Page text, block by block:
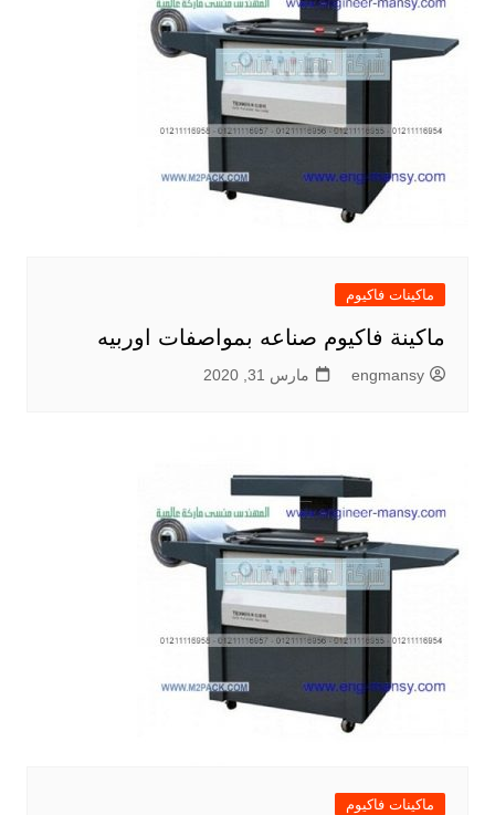
ماكينات فاكيوم
ماكينة فاكيوم صناعه بمواصفات اوربيه
engmansy مارس 31, 2020
ماكينات فاكيوم